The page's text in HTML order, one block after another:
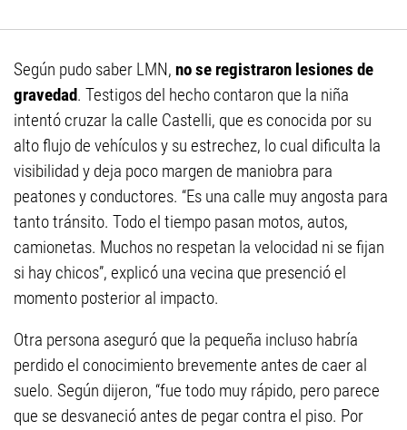
Según pudo saber LMN, no se registraron lesiones de
gravedad. Testigos del hecho contaron que la niña
intentó cruzar la calle Castelli, que es conocida por su
alto flujo de vehículos y su estrechez, lo cual dificulta la
visibilidad y deja poco margen de maniobra para
peatones y conductores. “Es una calle muy angosta para
tanto tránsito. Todo el tiempo pasan motos, autos,
camionetas. Muchos no respetan la velocidad ni se fijan
si hay chicos”, explicó una vecina que presenció el
momento posterior al impacto.
Otra persona aseguró que la pequeña incluso habría
perdido el conocimiento brevemente antes de caer al
suelo. Según dijeron, “fue todo muy rápido, pero parece
que se desvaneció antes de pegar contra el piso. Por